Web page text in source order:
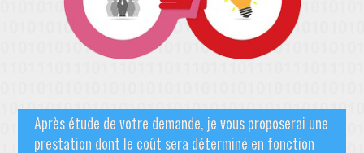
Après étude de votre demande, je vous proposerai une
prestation dont le coût sera déterminé en fonction